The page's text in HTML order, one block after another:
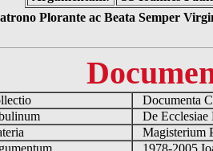
Plorante ac Beata Semper
Documenta
De
Magisterium
1978-2005